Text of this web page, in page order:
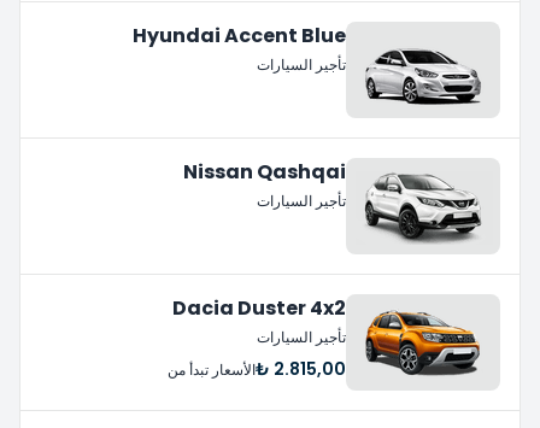
Hyundai Accent Blue
تأجير السيارات
Nissan Qashqai
تأجير السيارات
Dacia Duster 4x2
تأجير السيارات
2.815,00 ₺ الأسعار تبدأ من